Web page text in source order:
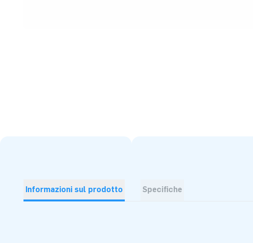
Informazioni sul prodotto Specifiche